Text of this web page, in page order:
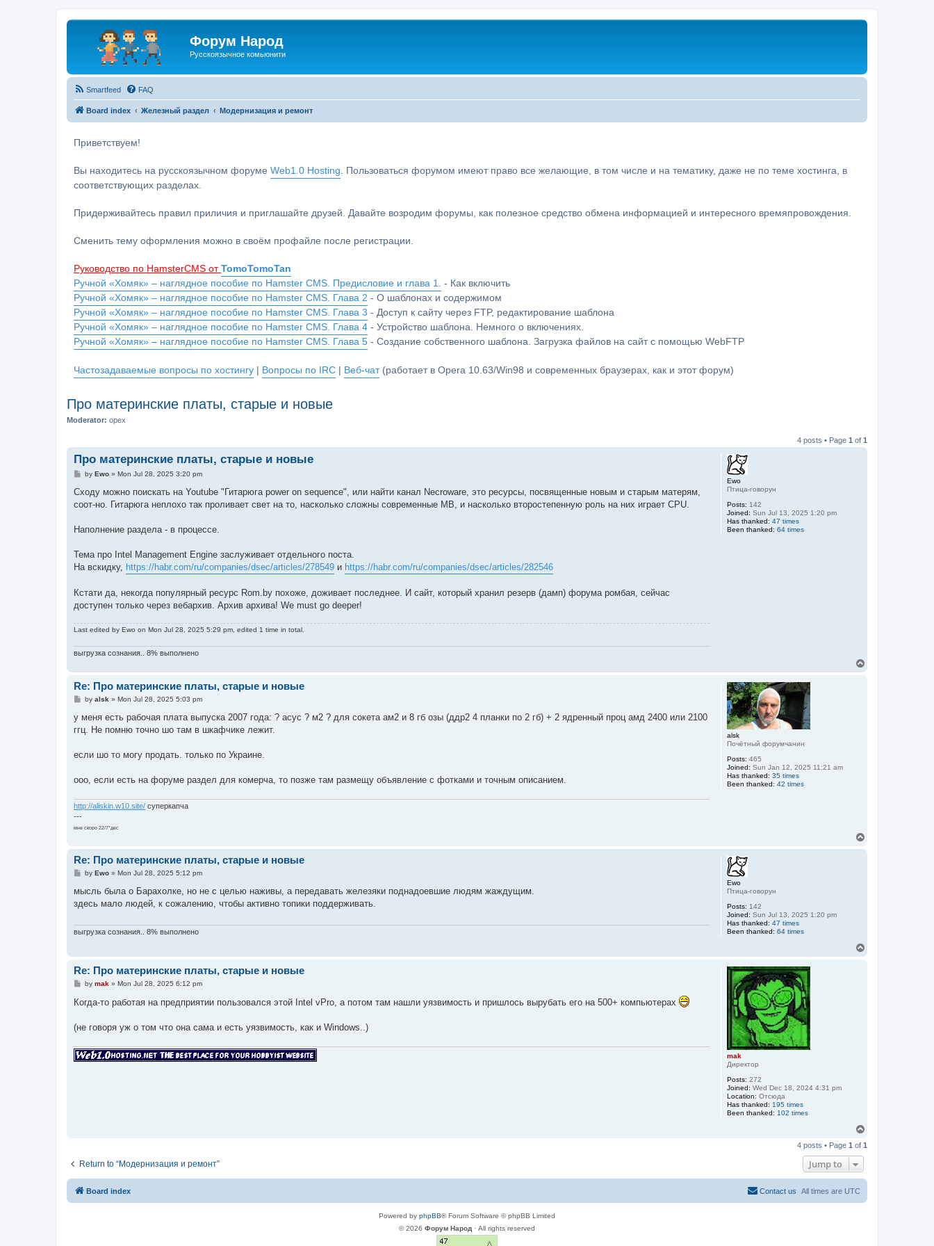
Форум Народ
Русскоязычное комьюнити
Smartfeed FAQ
Board index Железный раздел Модернизация и ремонт
Приветствуем!
Вы находитесь на русскоязычном форуме Web1.0 Hosting . Пользоваться форумом имеют право все желающие, в том числе и на тематику, даже не по теме хостинга, в
соответствующих разделах.
Придерживайтесь правил приличия и приглашайте друзей. Давайте возродим форумы, как полезное средство обмена информацией и интересного времяпровождения.
Сменить тему оформления можно в своём профайле после регистрации.
Руководство по HamsterCMS от TomoTomoTan
Ручной «Хомяк» – наглядное пособие по Hamster CMS. Предисловие и глава 1.
- Как включить
Ручной «Хомяк» – наглядное пособие по Hamster CMS. Глава 2 - О шаблонах и содержимом
Ручной «Хомяк» – наглядное пособие по Hamster CMS. Глава 3 - Доступ к сайту через FTP, редактирование шаблона
Ручной «Хомяк» – наглядное пособие по Hamster CMS. Глава 4 - Устройство шаблона. Немного о включениях.
Ручной «Хомяк» – наглядное пособие по Hamster CMS. Глава 5 - Создание собственного шаблона. Загрузка файлов на сайт с помощью WebFTP
Частозадаваемые вопросы по хостингу | Вопросы по IRC | Веб-чат(работает в Opera 10.63/Win98 и современных браузерах, как и этот форум)
Про материнские платы, старые и новые
Moderator: opex
4 posts • Page 1 of 1
Ewo
Птица-говорун
Posts: 142
Joined: Sun Jul 13, 2025 1:20 pm
Has thanked: 47 times
Been thanked: 64 times
Про материнские платы, старые и новые
P
s
by Ewo» Mon Jul 28, 2025 3:20 pm
Сходу можно поискать на Youtube "Гитарюга power on sequence", или найти канал Necroware, это ресурсы, посвященные новым и старым матерям,
соот-но. Гитарюга неплохо так проливает свет на то, насколько сложны современные MB, и насколько второстепенную роль на них играет CPU.
Наполнение раздела - в процессе.
Тема про Intel Management Engine заслуживает отдельного поста.
На вскидку, https://habr.com/ru/companies/dsec/articles/278549 и https://habr.com/ru/companies/dsec/articles/282546
Кстати да, некогда популярный ресурс Rom.by похоже, доживает последнее. И сайт, который хранил резерв (дамп) форума ромбая, сейчас
доступен только через вебархив. Архив архива! We must go deeper!
Last edited by Ewo on Mon Jul 28, 2025 5:29 pm, edited 1 time in total.
выгрузка сознания.. 8% выполнено
alsk
Почётный форумчанин
Posts: 465
Joined: Sun Jan 12, 2025 11:21 am
Has thanked: 35 times
Been thanked: 42 times
Re: Про материнские платы, старые и новые
P
s
by alsk» Mon Jul 28, 2025 5:03 pm
у меня есть рабочая плата выпуска 2007 года: ? асус ? м2 ? для сокета ам2 и 8 гб озы (ддр2 4 планки по 2 гб) + 2 ядренный проц амд 2400 или 2100
ггц. Не помню точно шо там в шкафчике лежит.
если шо то могу продать. только по Украине.
ооо, если есть на форуме раздел для комерча, то позже там размещу объявление с фотками и точным описанием.
http://aliskin.w10.site/ суперкапча
---
мне скоро 22/7*дес
Ewo
Птица-говорун
Posts: 142
Joined: Sun Jul 13, 2025 1:20 pm
Has thanked: 47 times
Been thanked: 64 times
Re: Про материнские платы, старые и новые
P
s
by Ewo» Mon Jul 28, 2025 5:12 pm
мысль была о Барахолке, но не с целью наживы, а передавать железяки поднадоевшие людям жаждущим.
здесь мало людей, к сожалению, чтобы активно топики поддерживать.
выгрузка сознания.. 8% выполнено
mak
Директор
Posts: 272
Joined: Wed Dec 18, 2024 4:31 pm
Location: Отсюда
Has thanked: 195 times
Been thanked: 102 times
Re: Про материнские платы, старые и новые
P
s
by mak» Mon Jul 28, 2025 6:12 pm
Когда-то работая на предприятии пользовался этой Intel vPro, а потом там нашли уязвимость и пришлось вырубать его на 500+ компьютерах
(не говоря уж о том что она сама и есть уязвимость, как и Windows..)
p
4 posts • Page 1 of 1
Return to “Модернизация и ремонт” Jump to
Board index All times are UTC
Contact us
Powered by phpBB® Forum Software © phpBB Limited
© 2026 Форум Народ · All rights reserved